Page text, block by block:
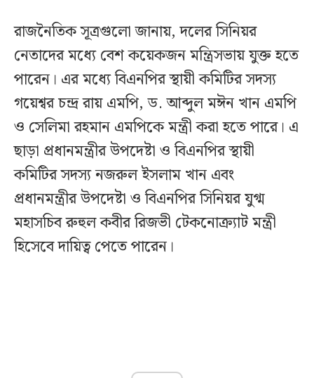
রাজনৈতিক সূত্রগুলো জানায়, দলের সিনিয়র
নেতাদের মধ্যে বেশ কয়েকজন মন্ত্রিসভায় যুক্ত হতে
পারেন। এর মধ্যে বিএনপির স্থায়ী কমিটির সদস্য
গয়েশ্বর চন্দ্র রায় এমপি, ড. আব্দুল মঈন খান এমপি
ও সেলিমা রহমান এমপিকে মন্ত্রী করা হতে পারে। এ
ছাড়া প্রধানমন্ত্রীর উপদেষ্টা ও বিএনপির স্থায়ী
কমিটির সদস্য নজরুল ইসলাম খান এবং
প্রধানমন্ত্রীর উপদেষ্টা ও বিএনপির সিনিয়র যুগ্ম
মহাসচিব রুহুল কবীর রিজভী টেকনোক্র্যাট মন্ত্রী
হিসেবে দায়িত্ব পেতে পারেন।